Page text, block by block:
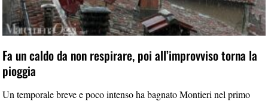
Fa un caldo da non respirare, poi all’improvviso torna la
pioggia
Un temporale breve e poco intenso ha bagnato Montieri nel primo